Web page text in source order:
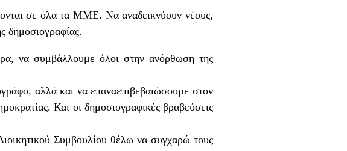
σε όλα τα ΜΜΕ. Να αναδεικνύουν νέους,
δημοσιογραφίας.
να συμβάλλουμε όλοι στην ανόρθωση της
αλλά και να επαναεπιβεβαιώσουμε στον
Και οι δημοσιογραφικές βραβεύσεις
Συμβουλίου θέλω να συγχαρώ τους